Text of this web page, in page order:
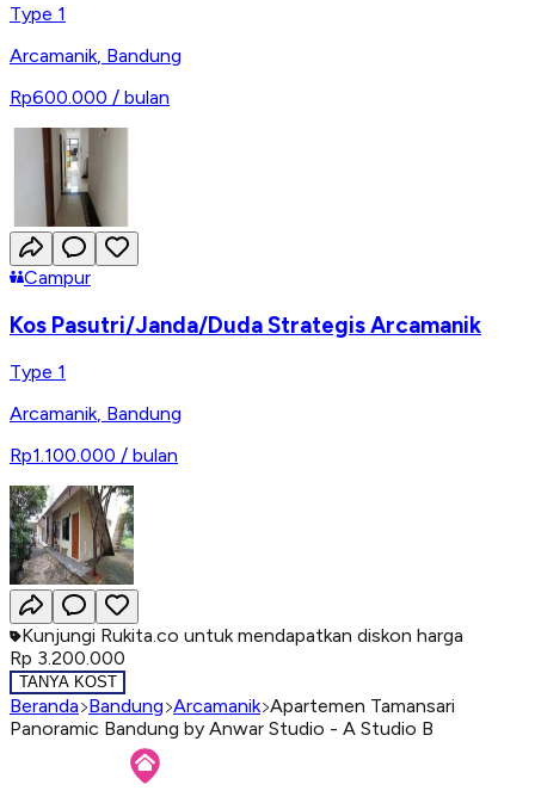
Type 1
Arcamanik, Bandung
Rp600.000 / bulan
Campur
Kos Pasutri/Janda/Duda Strategis Arcamanik
Type 1
Arcamanik, Bandung
Rp1.100.000 / bulan
Kunjungi Rukita.co untuk mendapatkan diskon harga
Rp 3.200.000
TANYA KOST
Beranda Bandung Arcamanik Apartemen Tamansari
Panoramic Bandung by Anwar Studio - A Studio B